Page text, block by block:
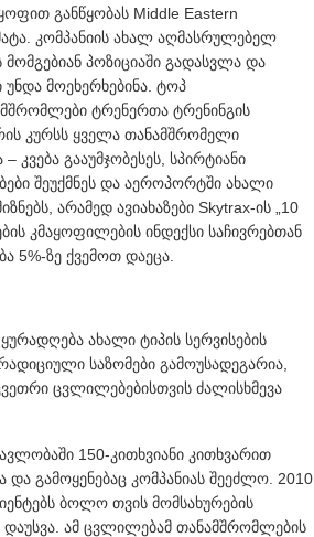
განწყობას Middle Eastern
კომპანიის ახალ აღმასრულებელ
პოზიციაში გადასვლა და
მოეხერხებინა. ტოპ
ტრენერთა ტრენინგის
კურსს ყველა თანამშრომელი
გააუმჯობესეს, სპირტიანი
შეუქმნეს და აეროპორტში ახალი
არამედ ავიახაზები Skytrax-ის „10
კმაყოფილების ინდექსი საჩივრებთან
5%-ზე ქვემოთ დაეცა.
ახალი ტიპის სერვისების
საზომები გამოუსადეგარია,
ცვლილებებისთვის ძალისხმევა
150-კითხვიანი კითხვარით
გამოყენებაც კომპანიას შეეძლო. 2010
ბოლო თვის მომსახურების
დაუსვა. ამ ცვლილებამ თანამშრომლების